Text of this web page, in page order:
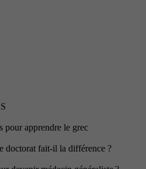
pour apprendre le grec
doctorat fait-il la différence ?